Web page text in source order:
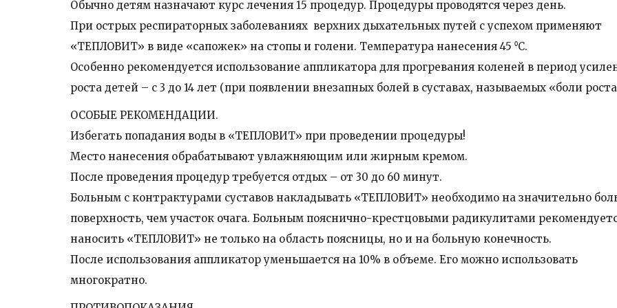
Обычно детям назначают курс лечения 15 процедур. Процедуры проводятся через день.
При острых респираторных заболеваниях верхних дыхательных путей с успехом применяют
«ТЕПЛОВИТ» в виде «сапожек» на стопы и голени. Температура нанесения 45 ⁰С.
Особенно рекомендуется использование аппликатора для прогревания коленей в период
роста детей – с 3 до 14 лет (при появлении внезапных болей в суставах, называемых «боли
ОСОБЫЕ РЕКОМЕНДАЦИИ.
Избегать попадания воды в «ТЕПЛОВИТ» при проведении процедуры!
Место нанесения обрабатывают увлажняющим или жирным кремом.
После проведения процедур требуется отдых – от 30 до 60 минут.
Больным с контрактурами суставов накладывать «ТЕПЛОВИТ» необходимо на значительно
поверхность, чем участок очага. Больным пояснично-крестцовыми радикулитами
наносить «ТЕПЛОВИТ» не только на область поясницы, но и на больную конечность.
После использования аппликатор уменьшается на 10% в объеме. Его можно использовать
многократно.